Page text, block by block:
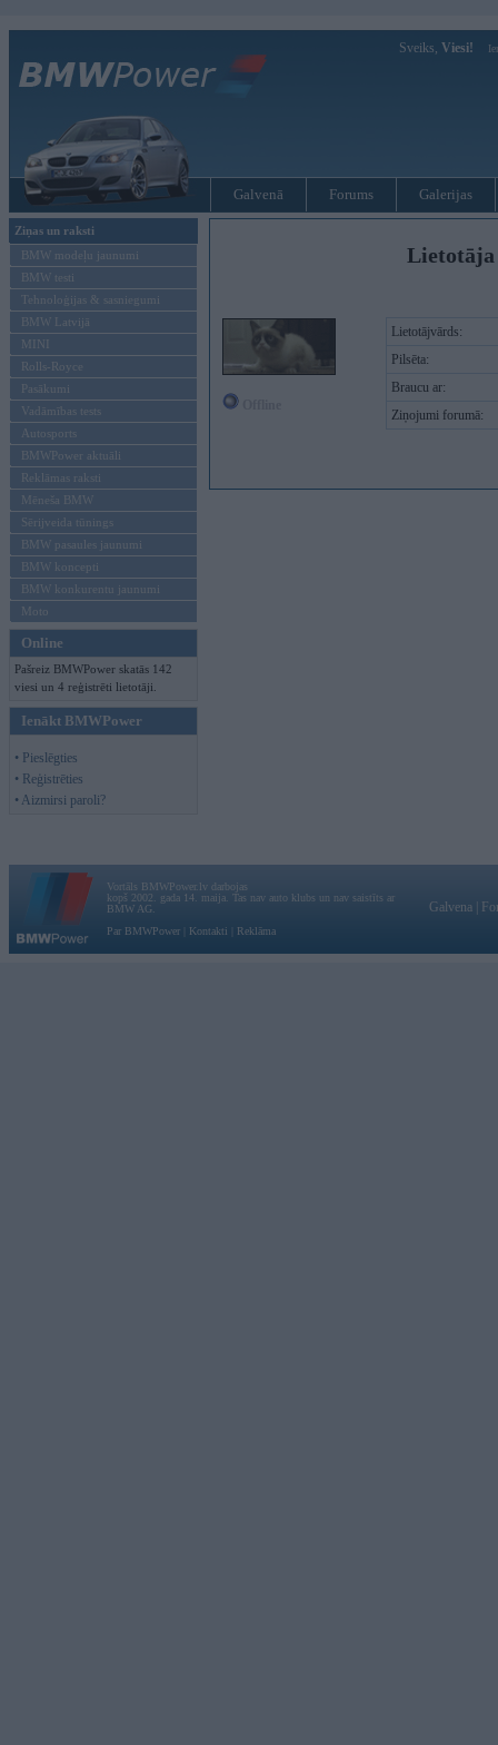
Sveiks, Viesi!
Galvenā Forums Galerijas
Ziņas un raksti
BMW modeļu jaunumi
BMW testi
Tehnoloģijas & sasniegumi
BMW Latvijā
MINI
Rolls-Royce
Pasākumi
Vadāmības tests
Autosports
BMWPower aktuāli
Reklāmas raksti
Mēneša BMW
Sērijveida tūnings
BMW pasaules jaunumi
BMW koncepti
BMW konkurentu jaunumi
Moto
Online
Pašreiz BMWPower skatās 142
viesi un 4 reģistrēti lietotāji.
Ienākt BMWPower
• Pieslēgties
• Reģistrēties
• Aizmirsi paroli?
Lietotājvārds:
Pilsēta:
Braucu ar:
Ziņojumi forumā:
Vortāls BMWPower.lv darbojas
kopš 2002. gada 14. maija. Tas nav auto klubs un nav saistīts ar
BMW AG.
Par BMWPower
Kontakti Reklāma
Galvena